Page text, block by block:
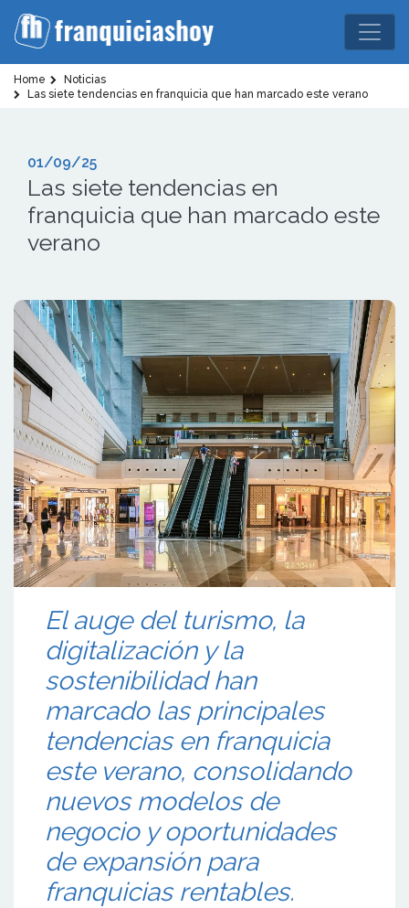
Home
Noticias
Las siete tendencias en franquicia que han marcado este verano
01/09/25
Las siete tendencias en
franquicia que han marcado este
verano
El auge del turismo, la
digitalización y la
sostenibilidad han
marcado las principales
tendencias en franquicia
este verano, consolidando
nuevos modelos de
negocio y oportunidades
de expansión para
franquicias rentables.